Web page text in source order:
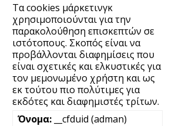
Τα cookies μάρκετινγκ
χρησιμοποιούνται για την
παρακολούθηση επισκεπτών σε
ιστότοπους. Σκοπός είναι να
προβάλλονται διαφημίσεις που
είναι σχετικές και ελκυστικές για
τον μεμονωμένο χρήστη και ως
εκ τούτου πιο πολύτιμες για
εκδότες και διαφημιστές τρίτων.
__cfduid (adman)